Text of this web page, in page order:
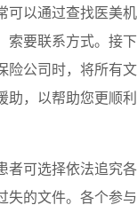
以通过查找医美
索要联系方式。接
公司时，将所有
，以帮助您更顺
者可选择依法追究
的文件。各个参